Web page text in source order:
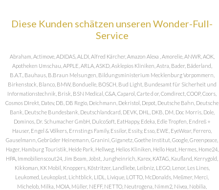
Diese Kunden schätzen unseren Wonder-Full-
Service
Abraham, Actimove, ADIDAS, ALDI, Alfred Kärcher, Amazon Alexa , Amorelie, ANWR, AOK,
Apotheken Umschau, APPLE, ARLA, ASKD, Asklepios Kliniken, Astra, Bader, Bäderland,
B.A.T., Bauhaus, B.Braun Melsungen, Bildungsministerium Mecklenburg Vorpommern,
Birkenstock, Blanco, BMW, Bonduelle, BOSCH, Bud Light, Bundesamt für Sicherheit und
Informationstechnik, Brisk, BSN Medical, C&A, Caparol, Carte d or, Comdirect, COOP, Coors,
Cosmos DIrekt, Datev, DB, DB Regio, Deichmann, Dekristol, Depot, Deutsche Bahn, Deutsche
Bank, Deutsche Bundesbank, Deutschlandcard, DEVK, DHL, DKB, DM, Doc Morris, Dole,
Dominos, Dr. Schumacher GmbH, DulcoSoft, EatHappy, Edeka, Edle Tropfen, Endreß +
Hauser, Engel & Völkers, Ernstings Family, Essilor, Essity, Esso, EWE, EyeWear, Ferrero,
Gauselmann, Gebrüder Heinemann, Granini, Giganetz, Goethe Institut, Google, Greenpeace,
Hager, Hamburg Touristik, Heide Park, Hellweg, Helios Kliniken, Hello Heat, Hermes, Home24,
HPA, Immobilienscout24, Jim Beam, Jobst, Jungheinrich, Karex, KATAG, Kaufland, Kerrygold,
Kikkoman, KK Mobil, Knoppers, Köstritzer, Landliebe, Leibniz, LEGO, Lenor, Les Lines,
Leukomed, Leukoplast, Lichtblick, LIDL, Livique, LOTTO, McDonalds, Meßmer, Merci,
Michelob, Milka, MOIA, Müller, NEFF, NETTO, Neutrogena, Nimm2, Nivea, Nobilia,